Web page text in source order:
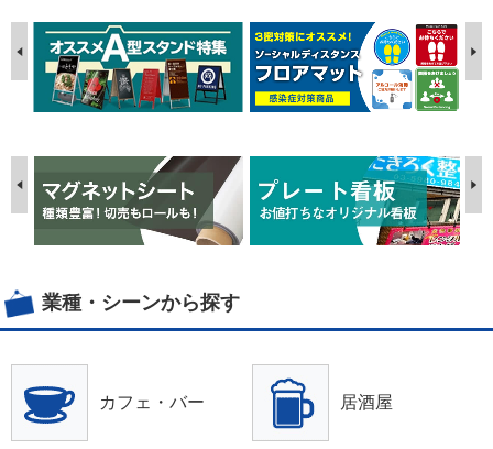
業種・シーンから探す
カフェ・バー 居酒屋